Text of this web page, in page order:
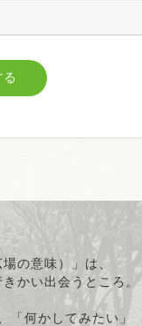
の意味）」は、
かい出会うところ。
「何かしてみたい」